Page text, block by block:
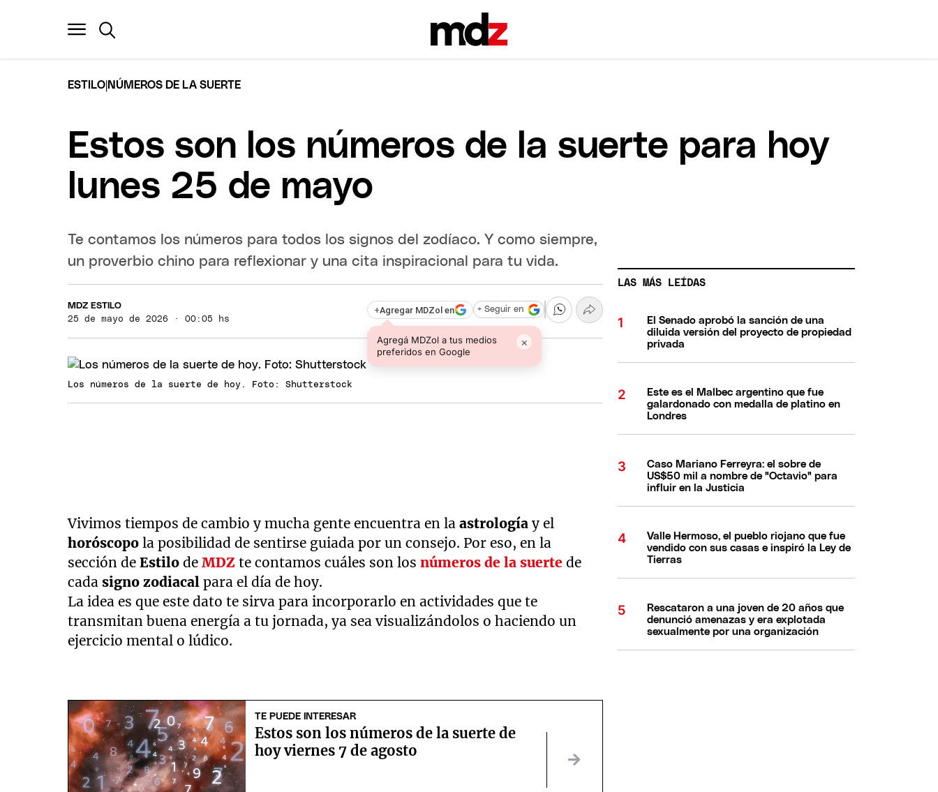
ESTILO NÚMEROS DE LA SUERTE
Estos son los números de la suerte para hoy
lunes 25 de mayo
Te contamos los números para todos los signos del zodíaco. Y como siempre,
un proverbio chino para reflexionar y una cita inspiracional para tu vida.
MDZ ESTILO
25 de mayo de 2026 · 00:05 hs
+Agregar MDZol en
Agregá MDZol a tus medios
preferidos en Google
×
+ Seguir en
Los números de la suerte de hoy. Foto: Shutterstock
Vivimos tiempos de cambio y mucha gente encuentra en laastrologíay el
horóscopola posibilidad de sentirse guiada por un consejo. Por eso, en la
sección deEstilodeMDZte contamos cuáles son losnúmeros de la suerte de
cadasigno zodiacalpara el día de hoy.
La idea es que este dato te sirva para incorporarlo en actividades que te
transmitan buena energía a tu jornada, ya sea visualizándolos o haciendo un
ejercicio mental o lúdico.
TE PUEDE INTERESAR
Estos son los números de la suerte de
hoy viernes 7 de agosto
LAS MÁS LEÍDAS
El Senado aprobó la sanción de una
diluida versión del proyecto de propiedad
privada
Este es el Malbec argentino que fue
galardonado con medalla de platino en
Londres
Caso Mariano Ferreyra: el sobre de
US$50 mil a nombre de "Octavio" para
influir en la Justicia
Valle Hermoso, el pueblo riojano que fue
vendido con sus casas e inspiró la Ley de
Tierras
Rescataron a una joven de 20 años que
denunció amenazas y era explotada
sexualmente por una organización